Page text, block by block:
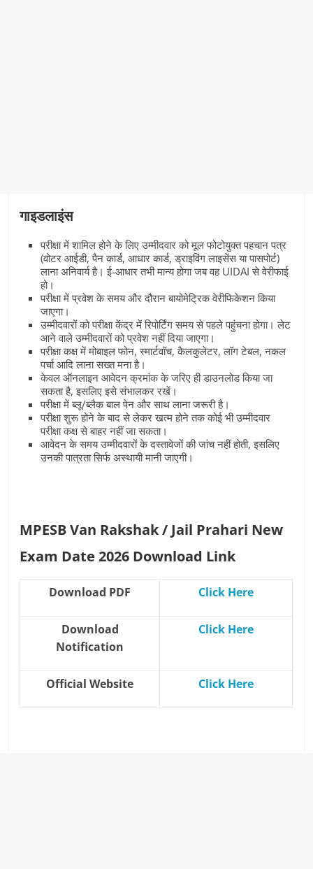
गाइडलाइंस
परीक्षा में शामिल होने के लिए उम्मीदवार को मूल फोटोयुक्त पहचान पत्र
(वोटर आईडी, पैन कार्ड, आधार कार्ड, ड्राइविंग लाइसेंस या पासपोर्ट)
लाना अनिवार्य है। ई-आधार तभी मान्य होगा जब वह UIDAI से वेरीफाई
हो।
परीक्षा में प्रवेश के समय और दौरान बायोमेट्रिक वेरीफिकेशन किया
जाएगा।
उम्मीदवारों को परीक्षा केंद्र में रिपोर्टिंग समय से पहले पहुंचना होगा। लेट
आने वाले उम्मीदवारों को प्रवेश नहीं दिया जाएगा।
परीक्षा कक्ष में मोबाइल फोन, स्मार्टवॉच, कैलकुलेटर, लॉग टेबल, नकल
पर्चा आदि लाना सख्त मना है।
केवल ऑनलाइन आवेदन क्रमांक के जरिए ही डाउनलोड किया जा
सकता है, इसलिए इसे संभालकर रखें।
परीक्षा में ब्लू/ब्लैक बाल पेन और साथ लाना जरूरी है।
परीक्षा शुरू होने के बाद से लेकर खत्म होने तक कोई भी उम्मीदवार
परीक्षा कक्ष से बाहर नहीं जा सकता।
आवेदन के समय उम्मीदवारों के दस्तावेजों की जांच नहीं होती, इसलिए
उनकी पात्रता सिर्फ अस्थायी मानी जाएगी।
MPESB Van Rakshak / Jail Prahari New
Exam Date 2026 Download Link
Download PDF Click Here
Download
Notification
Click Here
Official Website Click Here